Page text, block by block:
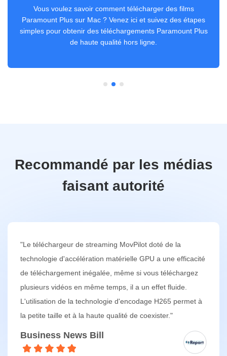
Vous voulez savoir comment télécharger des films
Paramount Plus sur Mac ? Venez ici et suivez des étapes
simples pour obtenir des téléchargements Paramount Plus
de haute qualité hors ligne.
Recommandé par les médias
faisant autorité
"Movpilot Amazon Prime Video Downloader est un
téléchargeur multimédia en streaming très facile à utiliser,
vous permettant de télécharger des tonnes de vidéos en
une seule fois, tout en téléchargeant également des sous-
titres dans n'importe quelle langue dont vous avez
besoin."
SOFTPEDIA